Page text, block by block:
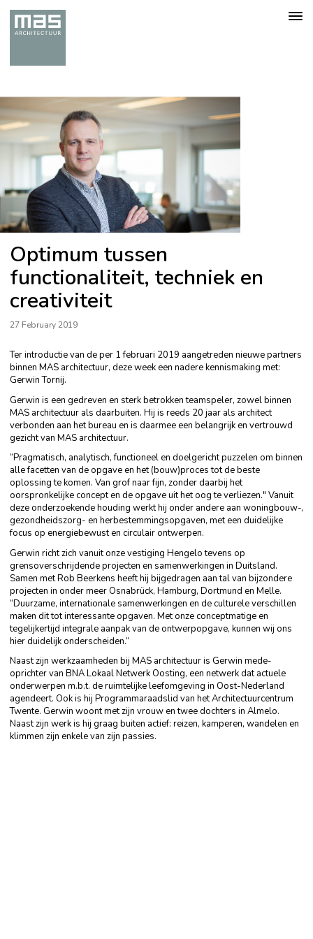
Optimum tussen
functionaliteit, techniek en
creativiteit
27 February 2019
Ter introductie van de per 1 februari 2019 aangetreden nieuwe partners
binnen MAS architectuur, deze week een nadere kennismaking met:
Gerwin Tornij.
Gerwin is een gedreven en sterk betrokken teamspeler, zowel binnen
MAS architectuur als daarbuiten. Hij is reeds 20 jaar als architect
verbonden aan het bureau en is daarmee een belangrijk en vertrouwd
gezicht van MAS architectuur.
“Pragmatisch, analytisch, functioneel en doelgericht puzzelen om binnen
alle facetten van de opgave en het (bouw)proces tot de beste
oplossing te komen. Van grof naar fijn, zonder daarbij het
oorspronkelijke concept en de opgave uit het oog te verliezen." Vanuit
deze onderzoekende houding werkt hij onder andere aan woningbouw-,
gezondheidszorg- en herbestemmingsopgaven, met een duidelijke
focus op energiebewust en circulair ontwerpen.
Gerwin richt zich vanuit onze vestiging Hengelo tevens op
grensoverschrijdende projecten en samenwerkingen in Duitsland.
Samen met Rob Beerkens heeft hij bijgedragen aan tal van bijzondere
projecten in onder meer Osnabrück, Hamburg, Dortmund en Melle.
“Duurzame, internationale samenwerkingen en de culturele verschillen
maken dit tot interessante opgaven. Met onze conceptmatige en
tegelijkertijd integrale aanpak van de ontwerpopgave, kunnen wij ons
hier duidelijk onderscheiden.”
Naast zijn werkzaamheden bij MAS architectuur is Gerwin mede-
oprichter van BNA Lokaal Netwerk Oosting, een netwerk dat actuele
onderwerpen m.b.t. de ruimtelijke leefomgeving in Oost-Nederland
agendeert. Ook is hij Programmaraadslid van het Architectuurcentrum
Twente. Gerwin woont met zijn vrouw en twee dochters in Almelo.
Naast zijn werk is hij graag buiten actief: reizen, kamperen, wandelen en
klimmen zijn enkele van zijn passies.